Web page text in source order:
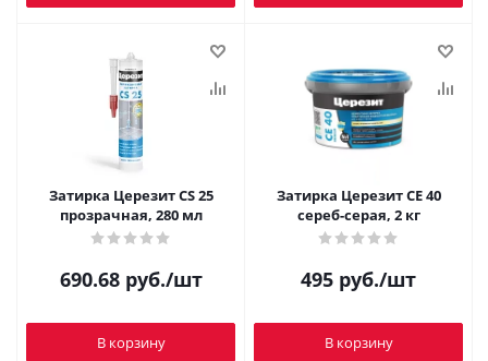
Затирка Церезит CS 25
прозрачная, 280 мл
690.68руб./шт
В корзину
Затирка Церезит CE 40
сереб-серая, 2 кг
495 руб./шт
В корзину